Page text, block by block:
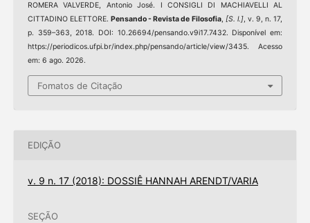
ROMERA VALVERDE, Antonio José. I CONSIGLI DI MACHIAVELLI AL
CITTADINO ELETTORE.Pensando - Revista de Filosofia, [S. l.], v. 9, n. 17,
p. 359–363, 2018. DOI: 10.26694/pensando.v9i17.7432. Disponível em:
https://periodicos.ufpi.br/index.php/pensando/article/view/3435. Acesso
em: 6 ago. 2026.
Fomatos de Citação
EDIÇÃO
v. 9 n. 17 (2018): DOSSIÊ HANNAH ARENDT/VARIA
SEÇÃO